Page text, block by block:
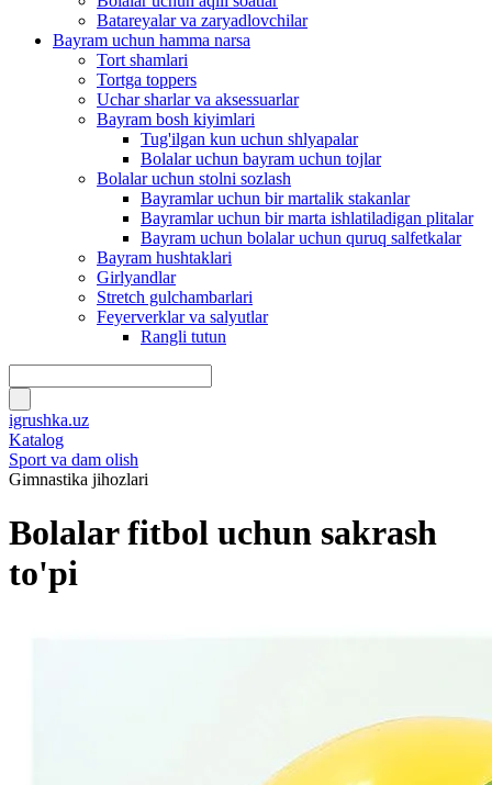
Batareyalar va zaryadlovchilar
Bayram uchun hamma narsa
Tort shamlari
Tortga toppers
Uchar sharlar va aksessuarlar
Bayram bosh kiyimlari
Tug'ilgan kun uchun shlyapalar
Bolalar uchun bayram uchun tojlar
Bolalar uchun stolni sozlash
Bayramlar uchun bir martalik stakanlar
Bayramlar uchun bir marta ishlatiladigan plitalar
Bayram uchun bolalar uchun quruq salfetkalar
Bayram hushtaklari
Girlyandlar
Stretch gulchambarlari
Feyerverklar va salyutlar
Rangli tutun
igrushka.uz
Katalog
Sport va dam olish
Gimnastika jihozlari
Bolalar fitbol uchun sakrash
to'pi